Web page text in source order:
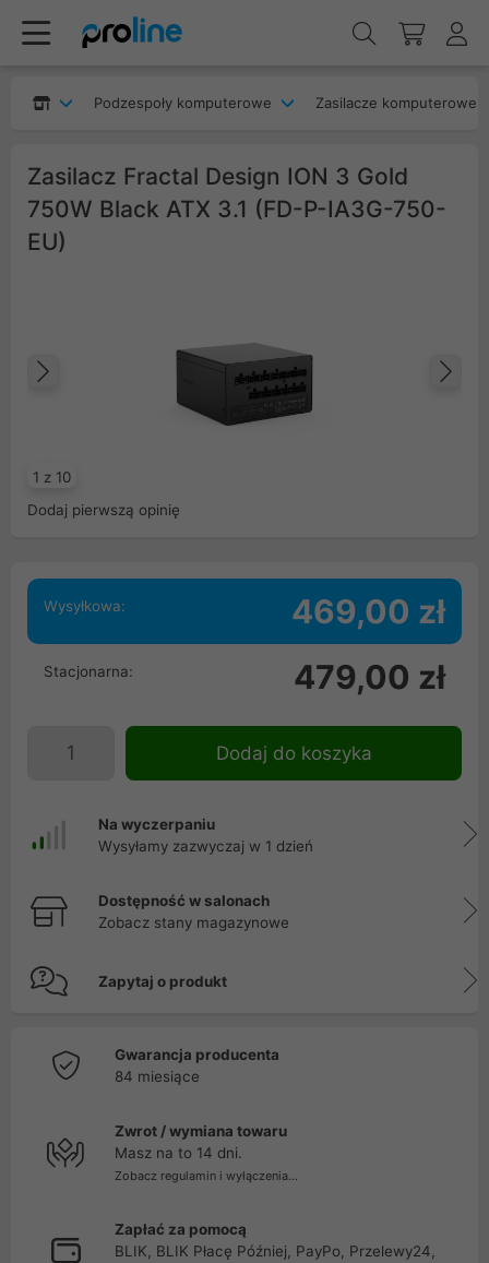
Podzespoły komputerowe Zasilacze komputerowe
Zasilacz Fractal Design ION 3 Gold
750W Black ATX 3.1 (FD-P-IA3G-750-
EU)
1 z 10
Poprzedni
Dodaj pierwszą opinię
Wysyłkowa: 469,00 zł
Stacjonarna: 479,00 zł
Dodaj do koszyka
Na wyczerpaniu
Wysyłamy zazwyczaj w 1 dzień
Dostępność w salonach
Zobacz stany magazynowe
Zapytaj o produkt
Gwarancja producenta
84 miesiące
Zwrot / wymiana towaru
Masz na to 14 dni.
Zobacz regulamin i wyłączenia...
Zapłać za pomocą
BLIK, BLIK Płacę Później, PayPo, Przelewy24,